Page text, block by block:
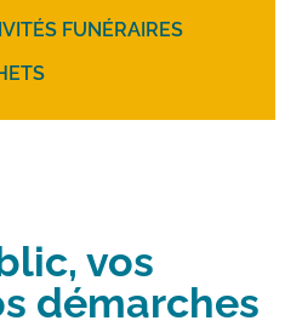
FUNÉRAIRES
vos
démarches